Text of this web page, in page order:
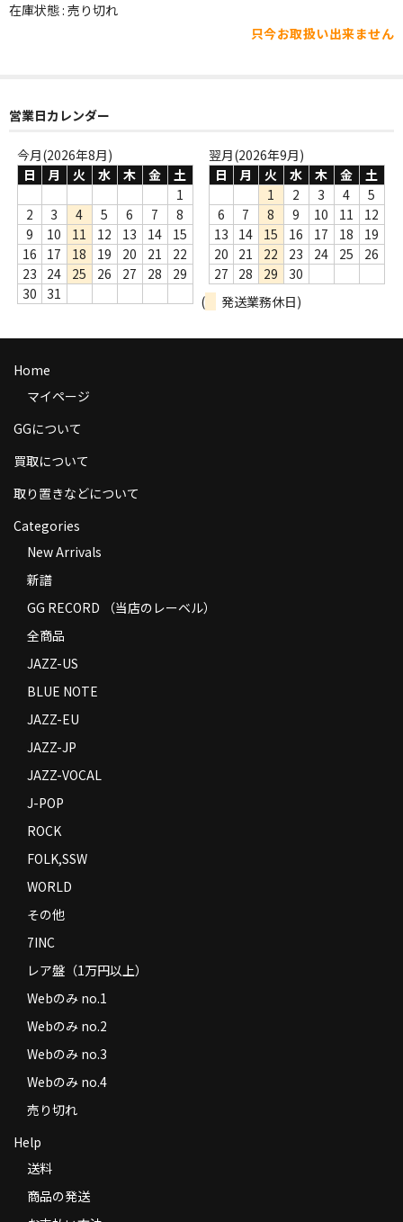
WORLD
Webのみ no.1
Webのみ no.2
Webのみ no.3
Webのみ no.4
送料
商品の発送
お支払い方法
コンディション
Privacy Policy
Contact
在庫状態 : 売り切れ
只今お取扱い出来ません
営業日カレンダー
今月(2026年8月)
日
月 火 水 木 金
土
1
2
3 4 5 6 7
8
9
10 11 12 13 14
15
16
17 18 19 20 21
22
23
24 25 26 27 28
29
30
31
翌月(2026年9月)
日
月 火 水 木 金
土
1
2 3 4
5
6
7 8 9 10 11
12
13
14 15 16 17 18
19
20
21 22 23 24 25
26
27
28 29
30
(
発送業務休日)
Home
マイページ
GGについて
買取について
取り置きなどについて
Categories
New Arrivals
新譜
GG RECORD （当店のレーベル）
全商品
JAZZ-US
BLUE NOTE
JAZZ-EU
JAZZ-JP
JAZZ-VOCAL
J-POP
ROCK
FOLK,SSW
WORLD
その他
7INC
レア盤（1万円以上）
Webのみ no.1
Webのみ no.2
Webのみ no.3
Webのみ no.4
売り切れ
Help
送料
商品の発送